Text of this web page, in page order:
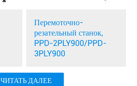
Перемоточно-
резательный станок,
PPD-2PLY900/PPD-
3PLY900
ЧИТАТЬ ДАЛЕЕ